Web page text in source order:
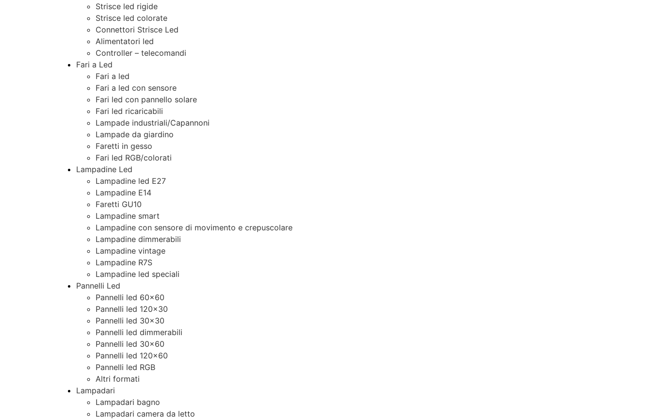
Strisce led rigide
Strisce led colorate
Connettori Strisce Led
Alimentatori led
Controller – telecomandi
Fari a Led
Fari a led
Fari a led con sensore
Fari led con pannello solare
Fari led ricaricabili
Lampade industriali/Capannoni
Lampade da giardino
Faretti in gesso
Fari led RGB/colorati
Lampadine Led
Lampadine led E27
Lampadine E14
Faretti GU10
Lampadine smart
Lampadine con sensore di movimento e crepuscolare
Lampadine dimmerabili
Lampadine vintage
Lampadine R7S
Lampadine led speciali
Pannelli Led
Pannelli led 60×60
Pannelli led 120×30
Pannelli led 30×30
Pannelli led dimmerabili
Pannelli led 30×60
Pannelli led 120×60
Pannelli led RGB
Altri formati
Lampadari
Lampadari bagno
Lampadari camera da letto